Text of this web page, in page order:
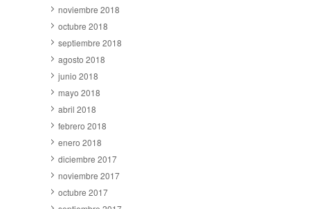
noviembre 2018
octubre 2018
septiembre 2018
agosto 2018
junio 2018
mayo 2018
abril 2018
febrero 2018
enero 2018
diciembre 2017
noviembre 2017
octubre 2017